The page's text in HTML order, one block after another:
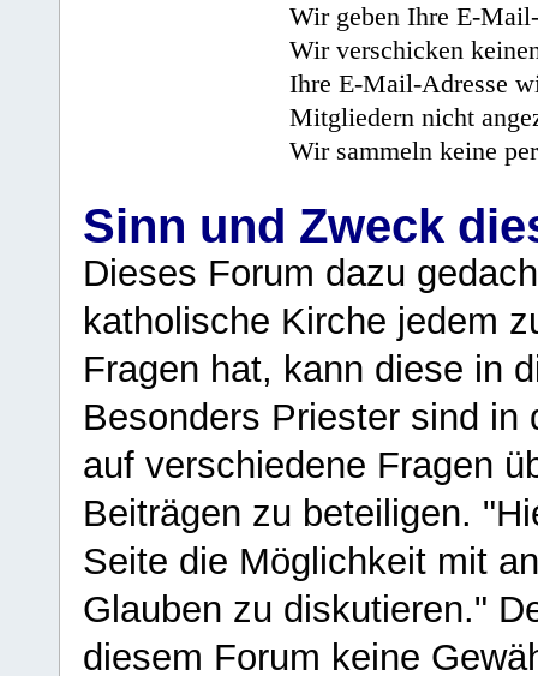
Wir geben Ihre E-
Wir verschicken
Ihre E-Mail-Adresse
Mitgliedern nicht
Wir sammeln keine
Sinn und Zweck
Dieses Forum dazu
katholische Kirche jedem
Fragen hat, kann diese in
Besonders Priester sind in
auf verschiedene Fragen
Beiträgen zu beteiligen.
Seite die Möglichkeit mit
Glauben zu diskutieren."
diesem Forum keine